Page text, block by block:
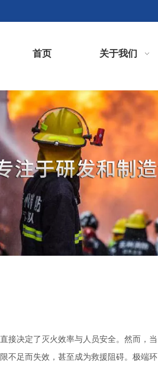
首页 关于我们
接决定了灭火效率与人员安全。然而，当
不足而失效，甚至成为救援阻碍。极端环